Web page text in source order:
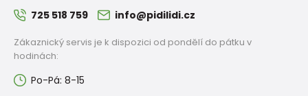
725 518 759 info@pidilidi.cz
Zákaznický servis je k dispozici od pondělí do pátku v
hodinách:
Po-Pá: 8-15